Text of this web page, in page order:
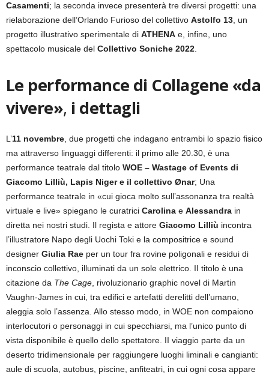
Casamenti; la seconda invece presenterà tre diversi progetti: una
rielaborazione dell’Orlando Furioso del collettivo Astolfo 13, un
progetto illustrativo sperimentale di ATHENA e, infine, uno
spettacolo musicale del Collettivo Soniche 2022.
Le performance di Collagene «da
vivere», i dettagli
L’11 novembre, due progetti che indagano entrambi lo spazio fisico
ma attraverso linguaggi differenti: il primo alle 20.30, è una
performance teatrale dal titolo WOE – Wastage of Events di
Giacomo Lilliù, Lapis Niger e il collettivo Ønar; Una
performance teatrale in «cui gioca molto sull’assonanza tra realtà
virtuale e live» spiegano le curatrici Carolina e Alessandra in
diretta nei nostri studi. Il regista e attore Giacomo Lilliù incontra
l’illustratore Napo degli Uochi Toki e la compositrice e sound
designer Giulia Rae per un tour fra rovine poligonali e residui di
inconscio collettivo, illuminati da un sole elettrico. II titolo è una
citazione da The Cage, rivoluzionario graphic novel di Martin
Vaughn-James in cui, tra edifici e artefatti derelitti dell’umano,
aleggia solo l’assenza. Allo stesso modo, in WOE non compaiono
interlocutori o personaggi in cui specchiarsi, ma l’unico punto di
vista disponibile è quello dello spettatore. II viaggio parte da un
deserto tridimensionale per raggiungere luoghi liminali e cangianti:
aule di scuola, autobus, piscine, anfiteatri, in cui ogni cosa appare